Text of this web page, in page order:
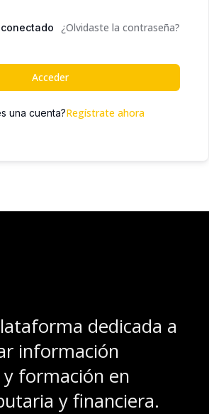
¿Olvidaste la contraseña?
Acceder
una cuenta?Regístrate ahora
dedicada a
información
formación en
y financiera.